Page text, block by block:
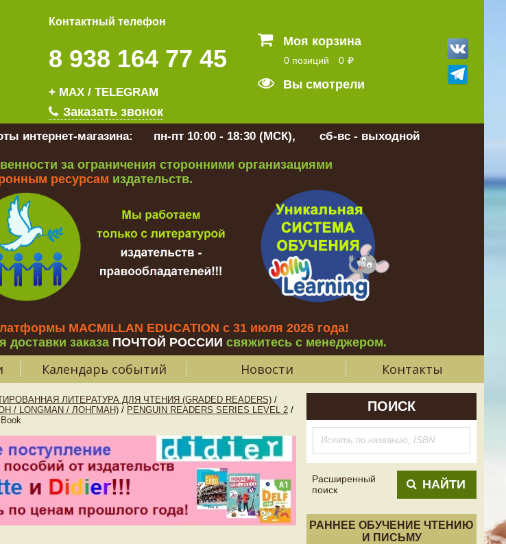
Контактный телефон
8 938 164 77 45
+ MAX / TELEGRAM
Заказать звонок
Моя корзина
0 позиций 0
Вы смотрели
магазина: пн-пт 10:00 - 18:30 (МСК), сб-вс - выходной
за ограничения сторонними организациями
ресурсам издательств.
MACMILLAN EDUCATION с 31 июля 2026 года!
доставки заказа ПОЧТОЙ РОССИИ свяжитесь с менеджером.
Календарь событий Новости Контакты
ЛИТЕРАТУРА ДЛЯ ЧТЕНИЯ (GRADED READERS) /
/ LONGMAN / ЛОНГМАН) / PENGUIN READERS SERIES LEVEL 2 /
ПОИСК
Расширенный
поиск
НАЙТИ
РАННЕЕ ОБУЧЕНИЕ ЧТЕНИЮ
И ПИСЬМУ